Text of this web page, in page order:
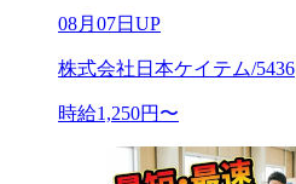
08月07日UP
株式会社日本ケイテム/5436
時給1,250円〜